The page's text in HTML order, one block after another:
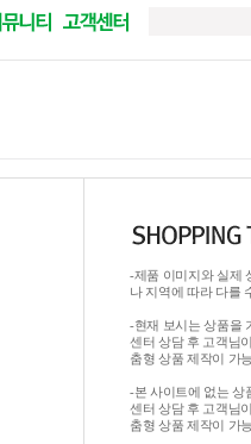
-제품 이미지와 실제
나 지역에 따라 다를
-현재 보시는 상품을
센터 상담 후 고객님
춤형 상품 제작이 가
-본 사이트에 없는 상
센터 상담 후 고객님
춤형 상품 제작이 가